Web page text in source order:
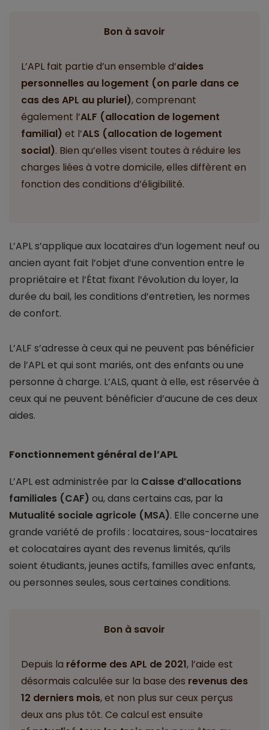
Bon à savoir
L’APL fait partie d’un ensemble d’aides
personnelles au logement (on parle dans ce
cas des APL au pluriel), comprenant
également l’ALF (allocation de logement
familial) et l’ALS (allocation de logement
social). Bien qu’elles visent toutes à réduire les
charges liées à votre domicile, elles diffèrent en
fonction des conditions d’éligibilité.
L’APL s’applique aux locataires d’un logement neuf ou
ancien ayant fait l’objet d’une convention entre le
propriétaire et l’État fixant l’évolution du loyer, la
durée du bail, les conditions d’entretien, les normes
de confort.
L’ALF s’adresse à ceux qui ne peuvent pas bénéficier
de l’APL et qui sont mariés, ont des enfants ou une
personne à charge. L’ALS, quant à elle, est réservée à
ceux qui ne peuvent bénéficier d’aucune de ces deux
aides.
Fonctionnement général de l’APL
L’APL est administrée par la Caisse d’allocations
familiales (CAF) ou, dans certains cas, par la
Mutualité sociale agricole (MSA). Elle concerne une
grande variété de profils : locataires, sous-locataires
et colocataires ayant des revenus limités, qu’ils
soient étudiants, jeunes actifs, familles avec enfants,
ou personnes seules, sous certaines conditions.
Bon à savoir
Depuis la réforme des APL de 2021, l’aide est
désormais calculée sur la base des revenus des
12 derniers mois, et non plus sur ceux perçus
deux ans plus tôt. Ce calcul est ensuite